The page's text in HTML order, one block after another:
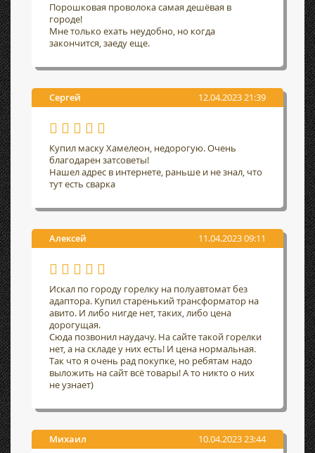
Порошковая проволока самая дешёвая в
городе!
Мне только ехать неудобно, но когда
закончится, заеду еще.
Сергей 12.04.2023 21:39
Купил маску Хамелеон, недорогую. Очень
благодарен затсоветы!
Нашел адрес в интернете, раньше и не знал, что
тут есть сварка
Алексей 11.04.2023 09:11
Искал по городу горелку на полуавтомат без
адаптора. Купил старенький трансформатор на
авито. И либо нигде нет, таких, либо цена
дорогущая.
Сюда позвонил наудачу. На сайте такой горелки
нет, а на складе у них есть! И цена нормальная.
Так что я очень рад покупке, но ребятам надо
выложить на сайт всё товары! А то никто о них
не узнает)
Михаил 10.04.2023 23:44